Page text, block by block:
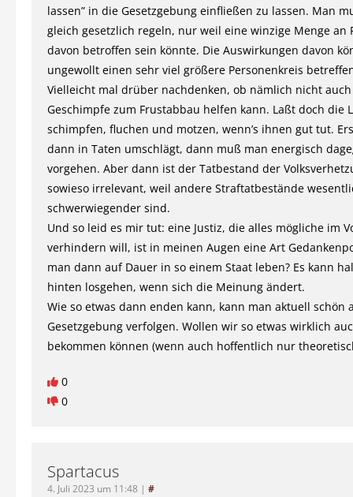
lassen” in die Gesetzgebung einfließen zu lassen. Man
gleich gesetzlich regeln, nur weil eine winzige Menge an
davon betroffen sein könnte. Die Auswirkungen davon
ungewollt einen sehr viel größere Personenkreis
Vielleicht mal drüber nachdenken, ob nämlich nicht
Geschimpfe zum Frustabbau helfen kann. Laßt doch die
schimpfen, fluchen und motzen, wenn’s ihnen gut tut.
dann in Taten umschlägt, dann muß man energisch
vorgehen. Aber dann ist der Tatbestand der
sowieso irrelevant, weil andere Straftatbestände
schwerwiegender sind.
Und so leid es mir tut: eine Justiz, die alles mögliche im
verhindern will, ist in meinen Augen eine Art
man dann auf Dauer in so einem Staat leben? Es kann
hinten losgehen, wenn sich die Meinung ändert.
Wie so etwas dann enden kann, kann man aktuell schön
Gesetzgebung verfolgen. Wollen wir so etwas wirklich
bekommen können (wenn auch hoffentlich nur
0
0
Spartacus
4. Juli 2023 um 11:48 | #